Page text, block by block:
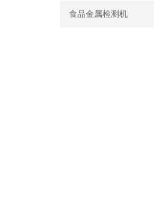
食品金属检测机